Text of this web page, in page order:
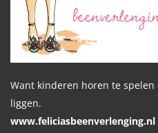
Want kinderen horen te
liggen.
www.feliciasbeenverlenging.nl